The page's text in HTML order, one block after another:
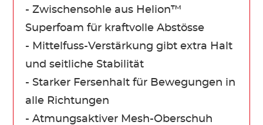
- Zwischensohle aus Helion™
Superfoam für kraftvolle Abstösse
- Mittelfuss-Verstärkung gibt extra Halt
und seitliche Stabilität
- Starker Fersenhalt für Bewegungen in
alle Richtungen
- Atmungsaktiver Mesh-Oberschuh